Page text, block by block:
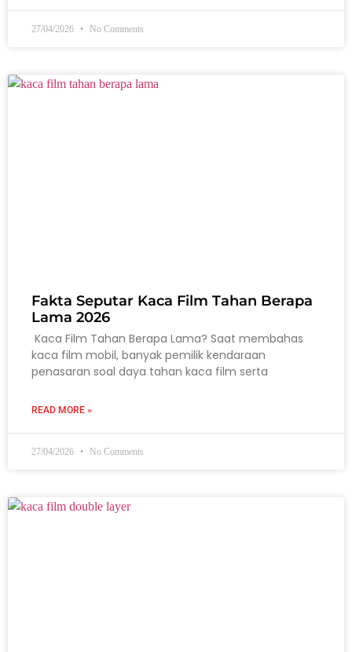
27/04/2026 No Comments
Fakta Seputar Kaca Film Tahan Berapa
Lama 2026
Kaca Film Tahan Berapa Lama? Saat membahas
kaca film mobil, banyak pemilik kendaraan
penasaran soal daya tahan kaca film serta
READ MORE »
27/04/2026 No Comments